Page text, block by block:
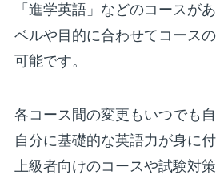
「進学英語」などのコースが
ベルや目的に合わせてコース
可能です。
各コース間の変更もいつでも
自分に基礎的な英語力が身に
上級者向けのコースや試験対